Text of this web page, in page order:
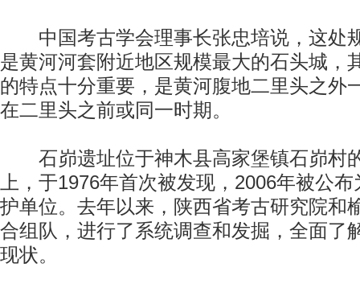
中国考古学会理事长张忠培说，这处
是黄河河套附近地区规模最大的石头城，
的特点十分重要，是黄河腹地二里头之外
在二里头之前或同一时期。
石峁遗址位于神木县高家堡镇石峁村
上，于1976年首次被发现，2006年被公
护单位。去年以来，陕西省考古研究院和
合组队，进行了系统调查和发掘，全面了
现状。